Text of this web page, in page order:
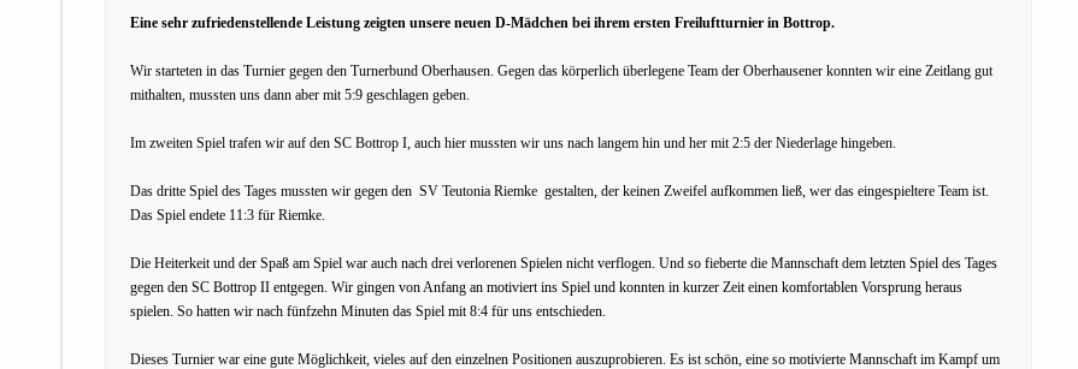
Eine sehr zufriedenstellende Leistung zeigten unsere neuen D-Mädchen bei ihrem ersten Freiluftturnier in Bottrop.
Wir starteten in das Turnier gegen den Turnerbund Oberhausen. Gegen das körperlich überlegene Team der Oberhausener konnten wir eine Zeitlang gut
mithalten, mussten uns dann aber mit 5:9 geschlagen geben.
Im zweiten Spiel trafen wir auf den SC Bottrop I, auch hier mussten wir uns nach langem hin und her mit 2:5 der Niederlage hingeben.
Das dritte Spiel des Tages mussten wir gegen den SV Teutonia Riemke gestalten, der keinen Zweifel aufkommen ließ, wer das eingespieltere Team ist.
Das Spiel endete 11:3 für Riemke.
Die Heiterkeit und der Spaß am Spiel war auch nach drei verlorenen Spielen nicht verflogen. Und so fieberte die Mannschaft dem letzten Spiel des Tages
gegen den SC Bottrop II entgegen. Wir gingen von Anfang an motiviert ins Spiel und konnten in kurzer Zeit einen komfortablen Vorsprung heraus
spielen. So hatten wir nach fünfzehn Minuten das Spiel mit 8:4 für uns entschieden.
Dieses Turnier war eine gute Möglichkeit, vieles auf den einzelnen Positionen auszuprobieren. Es ist schön, eine so motivierte Mannschaft im Kampf um